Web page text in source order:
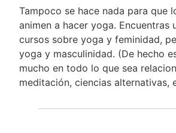
Tampoco se hace nada para que
animen a hacer yoga. Encuentras
cursos sobre yoga y feminidad,
yoga y masculinidad. (De hecho
mucho en todo lo que sea
meditación, ciencias alternativas,